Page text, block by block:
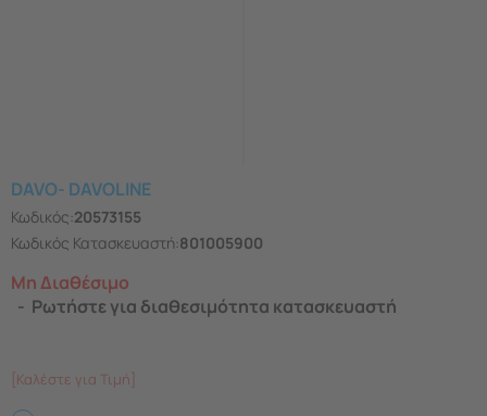
DAVO- DAVOLINE
Κωδικός:20573155
Κωδικός Κατασκευαστή:801005900
Μη Διαθέσιμο
Ρωτήστε για διαθεσιμότητα κατασκευαστή
[Καλέστε για Τιμή]